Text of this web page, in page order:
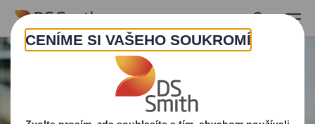
Skip to main content